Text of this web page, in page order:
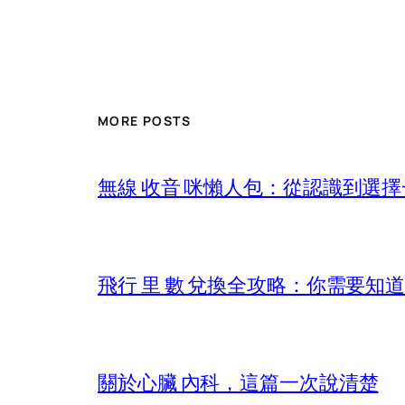
MORE POSTS
無線 收音 咪懶人包：從認識到選
飛行 里 數 兌換全攻略：你需要知
關於心臟 內科，這篇一次說清楚